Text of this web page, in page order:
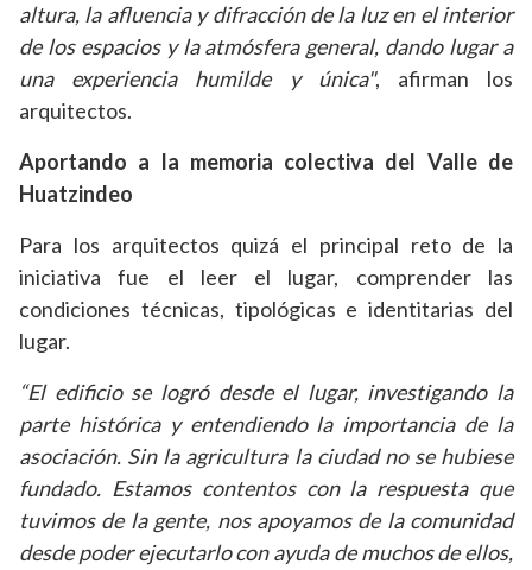
altura, la afluencia y difracción de la luz en el interior
de los espacios y la atmósfera general, dando lugar a
una experiencia humilde y única", afirman los
arquitectos.
Aportando a la memoria colectiva del Valle de
Huatzindeo
Para los arquitectos quizá el principal reto de la
iniciativa fue el leer el lugar, comprender las
condiciones técnicas, tipológicas e identitarias del
lugar.
“El edificio se logró desde el lugar, investigando la
parte histórica y entendiendo la importancia de la
asociación. Sin la agricultura la ciudad no se hubiese
fundado. Estamos contentos con la respuesta que
tuvimos de la gente, nos apoyamos de la comunidad
desde poder ejecutarlo con ayuda de muchos de ellos,